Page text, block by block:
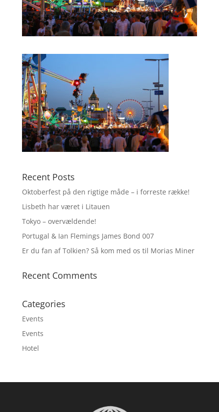
Recent Posts
Oktoberfest på den rigtige måde – i forreste række!
Lisbeth har været i Litauen
Tokyo – overvældende!
Portugal & Ian Flemings James Bond 007
Er du fan af Tolkien? Så kom med os til Morias Miner
Recent Comments
Categories
Events
Events
Hotel